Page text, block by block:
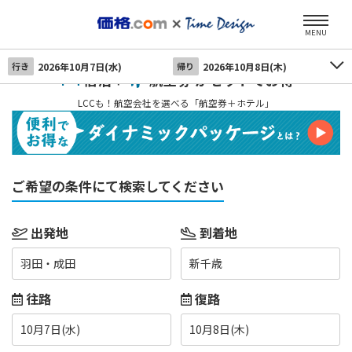
MENU
行き 2026年10月7日(水) 帰り 2026年10月8日(木)
宿泊＋ 航空券 がセットでお得
LCCも！航空会社を選べる「航空券＋ホテル」
ご希望の条件にて検索してください
出発地
羽田・成田
到着地
新千歳
往路
10月7日(水)
復路
10月8日(木)